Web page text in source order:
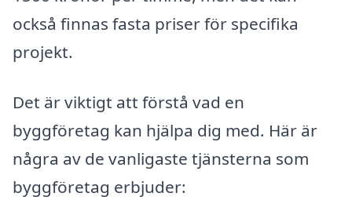
också finnas fasta priser för specifika
projekt.
Det är viktigt att förstå vad en
byggföretag kan hjälpa dig med. Här är
några av de vanligaste tjänsterna som
byggföretag erbjuder: